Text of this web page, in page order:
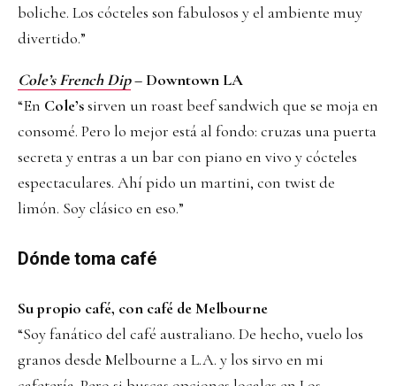
boliche. Los cócteles son fabulosos y el ambiente muy
divertido.”
Cole’s French Dip– Downtown LA
“En Cole’ssirven un roast beef sandwich que se moja en
consomé. Pero lo mejor está al fondo: cruzas una puerta
secreta y entras a un bar con piano en vivo y cócteles
espectaculares. Ahí pido un martini, con twist de
limón. Soy clásico en eso.”
Dónde toma café
Su propio café, con café de Melbourne
“Soy fanático del café australiano. De hecho, vuelo los
granos desde Melbourne a L.A. y los sirvo en mi